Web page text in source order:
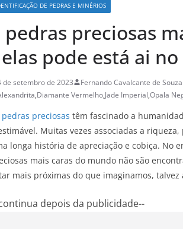
DE PEDRAS E MINÉRIOS
pedras preciosas
pode está ai
de setembro de 2023
Fernando Cavalcante de Souza
,Diamante Vermelho,Jade Imperial,Opala
pedras preciosas têm fascinado a
Muitas vezes associadas a
longa história de apreciação e cobiça. No
mais caras do mundo não são
mais próximas do que imaginamos,
depois da publicidade--